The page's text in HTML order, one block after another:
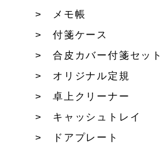
メモ帳
付箋ケース
合皮カバー付箋セット
オリジナル定規
卓上クリーナー
キャッシュトレイ
ドアプレート